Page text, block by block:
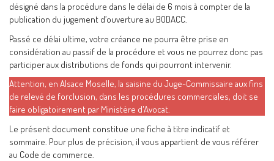
désigné dans la procédure dans le délai de 6 mois à compter de la
publication du jugement d’ouverture au BODACC.
Passé ce délai ultime, votre créance ne pourra être prise en
considération au passif de la procédure et vous ne pourrez donc pas
participer aux distributions de fonds qui pourront intervenir.
Attention, en Alsace Moselle, la saisine du Juge-Commissaire aux fins
de relevé de forclusion, dans les procédures commerciales, doit se
faire obligatoirement par Ministère d'Avocat.
Le présent document constitue une fiche à titre indicatif et
sommaire. Pour plus de précision, il vous appartient de vous référer
au Code de commerce.